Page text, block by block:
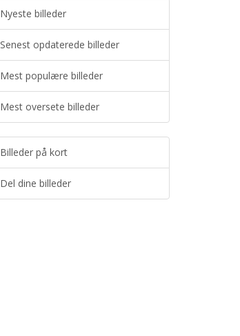
Nyeste billeder
Senest opdaterede billeder
Mest populære billeder
Mest oversete billeder
Billeder på kort
Del dine billeder